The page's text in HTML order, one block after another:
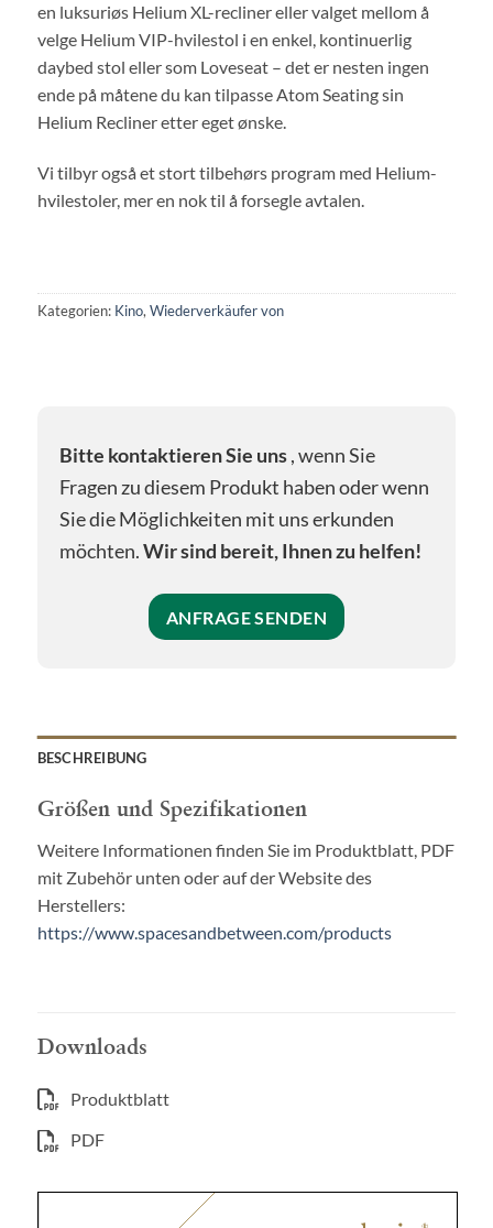
en luksuriøs Helium XL-recliner eller valget mellom å
velge Helium VIP-hvilestol i en enkel, kontinuerlig
daybed stol eller som Loveseat – det er nesten ingen
ende på måtene du kan tilpasse Atom Seating sin
Helium Recliner etter eget ønske.
Vi tilbyr også et stort tilbehørs program med Helium-
hvilestoler, mer en nok til å forsegle avtalen.
Kategorien: Kino, Wiederverkäufer von
Bitte kontaktieren Sie uns, wenn Sie
Fragen zu diesem Produkt haben oder wenn
Sie die Möglichkeiten mit uns erkunden
möchten.Wir sind bereit, Ihnen zu helfen!
ANFRAGE SENDEN
BESCHREIBUNG
Größen und Spezifikationen
Weitere Informationen finden Sie im Produktblatt, PDF
mit Zubehör unten oder auf der Website des
Herstellers:
https://www.spacesandbetween.com/products
Downloads
Produktblatt
PDF